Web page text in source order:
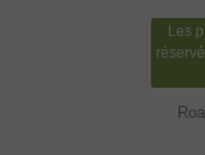
Les